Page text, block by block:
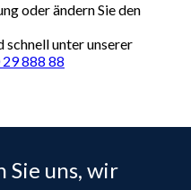
oder ändern Sie den
schnell unter unserer
888 88
uns, wir